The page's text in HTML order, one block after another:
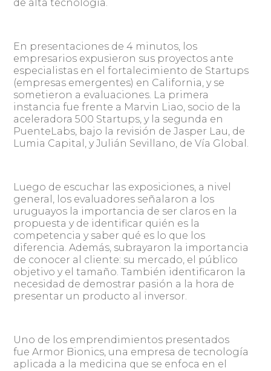
de alta tecnología.
En presentaciones de 4 minutos, los
empresarios expusieron sus proyectos ante
especialistas en el fortalecimiento de Startups
(empresas emergentes) en California, y se
sometieron a evaluaciones. La primera
instancia fue frente a Marvin Liao, socio de la
aceleradora 500 Startups, y la segunda en
PuenteLabs, bajo la revisión de Jasper Lau, de
Lumia Capital, y Julián Sevillano, de Vía Global.
Luego de escuchar las exposiciones, a nivel
general, los evaluadores señalaron a los
uruguayos la importancia de ser claros en la
propuesta y de identificar quién es la
competencia y saber qué es lo que los
diferencia. Además, subrayaron la importancia
de conocer al cliente: su mercado, el público
objetivo y el tamaño. También identificaron la
necesidad de demostrar pasión a la hora de
presentar un producto al inversor.
Uno de los emprendimientos presentados
fue Armor Bionics, una empresa de tecnología
aplicada a la medicina que se enfoca en el